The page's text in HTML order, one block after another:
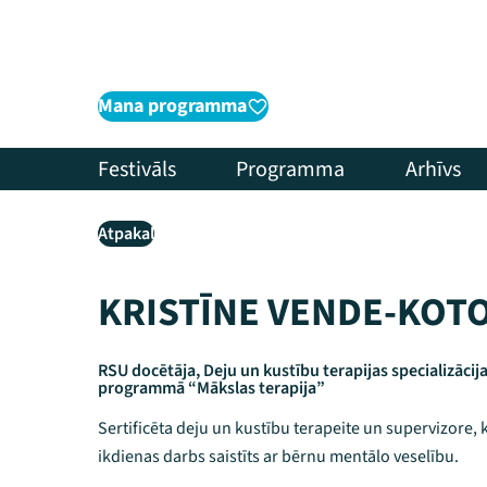
Mana programma
Festivāls Programma Arhīvs
Atpakaļ
KRISTĪNE VENDE-
RSU docētāja, Deju un kustību terapijas
programmā “Mākslas terapija”
Sertificēta deju un kustību terapeite un supervizore,
ikdienas darbs saistīts ar bērnu mentālo veselību.